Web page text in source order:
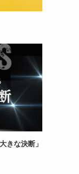
きな決断」